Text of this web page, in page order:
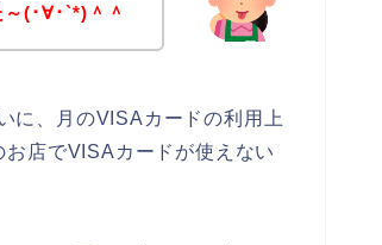
(･∀･`*)＾＾
に、月のVISAカードの利用上
店でVISAカードが使えない